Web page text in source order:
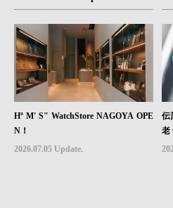
Hº M' S" WatchStore NAGOYA OPE
N！
2026.07.05 Update.
伝
プ